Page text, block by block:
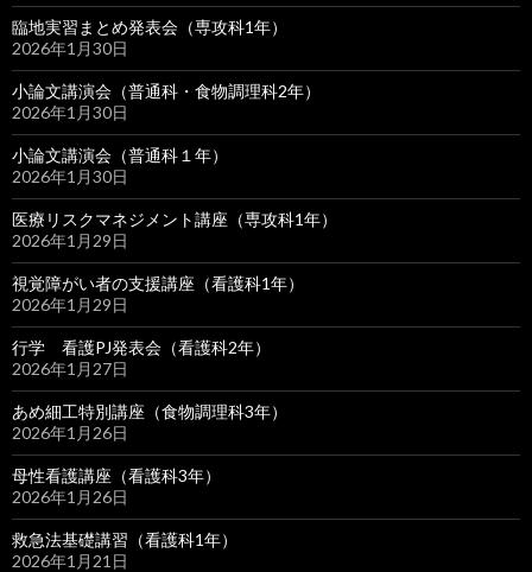
臨地実習まとめ発表会（専攻科1年）
2026年1月30日
小論文講演会（普通科・食物調理科2年）
2026年1月30日
小論文講演会（普通科１年）
2026年1月30日
医療リスクマネジメント講座（専攻科1年）
2026年1月29日
視覚障がい者の支援講座（看護科1年）
2026年1月29日
行学 看護PJ発表会（看護科2年）
2026年1月27日
あめ細工特別講座（食物調理科3年）
2026年1月26日
母性看護講座（看護科3年）
2026年1月26日
救急法基礎講習（看護科1年）
2026年1月21日